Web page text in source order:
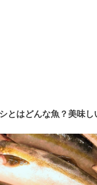
とはどんな魚？美味